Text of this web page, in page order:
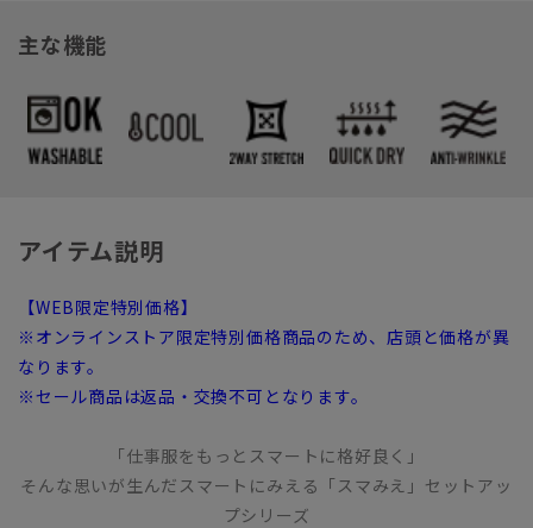
主な機能
アイテム説明
【WEB限定特別価格】
※オンラインストア限定特別価格商品のため、店頭と価格が異
なります。
※セール商品は返品・交換不可となります。
「仕事服をもっとスマートに格好良く」
そんな思いが生んだスマートにみえる「スマみえ」セットアッ
プシリーズ